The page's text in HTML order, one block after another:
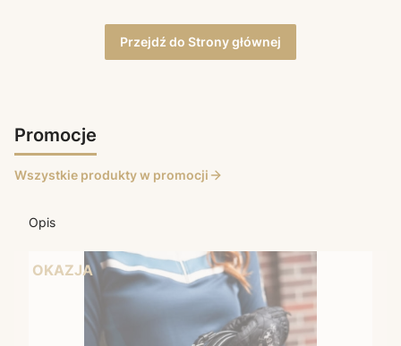
Przejdź do Strony głównej
Promocje
Wszystkie produkty w promocji
Opis
OKAZJA